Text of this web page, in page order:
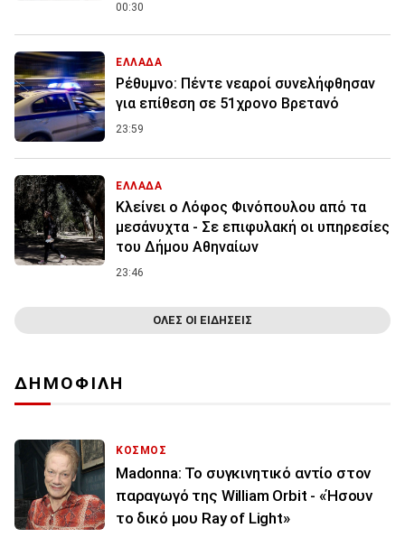
00:30
ΕΛΛΑΔΑ
Ρέθυμνο: Πέντε νεαροί συνελήφθησαν
για επίθεση σε 51χρονο Βρετανό
23:59
ΕΛΛΑΔΑ
Κλείνει ο Λόφος Φινόπουλου από τα
μεσάνυχτα - Σε επιφυλακή οι υπηρεσίες
του Δήμου Αθηναίων
23:46
ΟΛΕΣ ΟΙ ΕΙΔΗΣΕΙΣ
ΔΗΜΟΦΙΛΗ
ΚΟΣΜΟΣ
Madonna: Το συγκινητικό αντίο στον
παραγωγό της William Orbit - «Ήσουν
το δικό μου Ray of Light»